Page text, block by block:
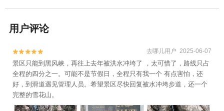
用户评论

 去哪儿用户 2025-06-07
景区只能到黑风峡，再往上去年被洪水冲垮了 ，太可惜了，路线只占
全程的四分之一。可能不是节假日，全程只有我一个 有点害怕，还
好，到滑道遇见管理人员。希望景区尽快回复被水冲垮步道，还一个
完整的雪花山。